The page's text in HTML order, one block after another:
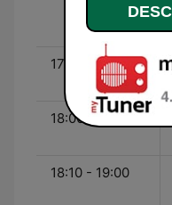
17:04 - 18:00
18:00 - 18:10
18:10 - 19:00